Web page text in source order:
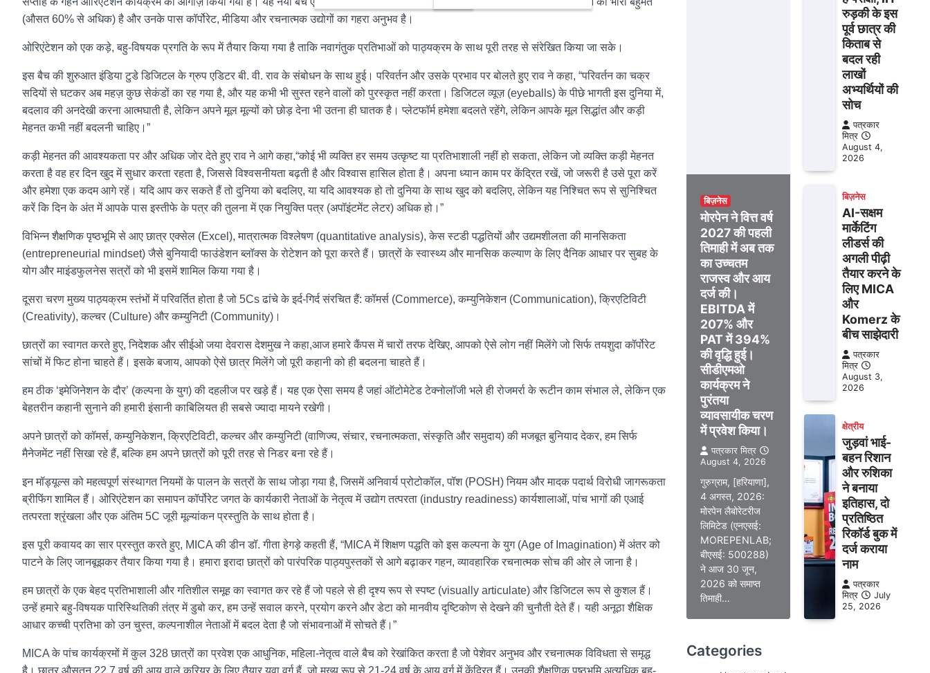
(औसत 60% से अधिक) है और उनके पास कॉर्पोरेट, मीडिया और रचनात्मक उद्योगों का गहरा अनुभव है।
ओरिएंटेशन को एक कड़े, बहु-विषयक प्रगति के रूप में तैयार किया गया है ताकि नवागंतुक प्रतिभाओं को पाठ्यक्रम के साथ पूरी तरह से संरेखित किया जा सके।
इस बैच की शुरुआत इंडिया टुडे डिजिटल के ग्रुप एडिटर बी. वी. राव के संबोधन के साथ हुई। परिवर्तन और उसके प्रभाव पर बोलते हुए राव ने कहा, “परिवर्तन का चक्र
सदियों से घटकर अब महज़ कुछ सेकंडों का रह गया है, और यह कभी भी सुस्त रहने वालों को पुरस्कृत नहीं करता। डिजिटल व्यूज़ (eyeballs) के पीछे भागती इस दुनिया में,
बदलाव की अनदेखी करना आत्मघाती है, लेकिन अपने मूल मूल्यों को छोड़ देना भी उतना ही घातक है। प्लेटफॉर्म हमेशा बदलते रहेंगे, लेकिन आपके मूल सिद्धांत और कड़ी
मेहनत कभी नहीं बदलनी चाहिए।”
कड़ी मेहनत की आवश्यकता पर और अधिक जोर देते हुए राव ने आगे कहा,“कोई भी व्यक्ति हर समय उत्कृष्ट या प्रतिभाशाली नहीं हो सकता, लेकिन जो व्यक्ति कड़ी मेहनत
करता है वह हर दिन खुद में सुधार करता रहता है, जिससे विश्वसनीयता बढ़ती है और विश्वास हासिल होता है। अपना ध्यान काम पर केंद्रित रखें, जो जरूरी है उसे पूरा करें
और हमेशा एक कदम आगे रहें। यदि आप कर सकते हैं तो दुनिया को बदलिए, या यदि आवश्यक हो तो दुनिया के साथ खुद को बदलिए, लेकिन यह निश्चित रूप से सुनिश्चित
करें कि दिन के अंत में आपके पास इस्तीफे के पत्र की तुलना में एक नियुक्ति पत्र (अपॉइंटमेंट लेटर) अधिक हो।”
विभिन्न शैक्षणिक पृष्ठभूमि से आए छात्र एक्सेल (Excel), मात्रात्मक विश्लेषण (quantitative analysis), केस स्टडी पद्धतियों और उद्यमशीलता की मानसिकता
(entrepreneurial mindset) जैसे बुनियादी फाउंडेशन ब्लॉक्स के रोटेशन को पूरा करते हैं। छात्रों के स्वास्थ्य और मानसिक कल्याण के लिए दैनिक आधार पर सुबह के
योग और माइंडफुलनेस सत्रों को भी इसमें शामिल किया गया है।
दूसरा चरण मुख्य पाठ्यक्रम स्तंभों में परिवर्तित होता है जो 5Cs ढांचे के इर्द-गिर्द संरचित हैं: कॉमर्स (Commerce), कम्युनिकेशन (Communication), क्रिएटिविटी
(Creativity), कल्चर (Culture) और कम्युनिटी (Community)।
छात्रों का स्वागत करते हुए, निदेशक और सीईओ जया देवरास देशमुख ने कहा,आज हमारे कैंपस में चारों तरफ देखिए, आपको ऐसे लोग नहीं मिलेंगे जो सिर्फ तयशुदा कॉर्पोरेट
सांचों में फिट होना चाहते हैं। इसके बजाय, आपको ऐसे छात्र मिलेंगे जो पूरी कहानी को ही बदलना चाहते हैं।
हम ठीक ‘इमेजिनेशन के दौर’ (कल्पना के युग) की दहलीज पर खड़े हैं। यह एक ऐसा समय है जहां ऑटोमेटेड टेक्नोलॉजी भले ही रोजमर्रा के रूटीन काम संभाल ले, लेकिन एक
बेहतरीन कहानी सुनाने की हमारी इंसानी काबिलियत ही सबसे ज्यादा मायने रखेगी।
अपने छात्रों को कॉमर्स, कम्युनिकेशन, क्रिएटिविटी, कल्चर और कम्युनिटी (वाणिज्य, संचार, रचनात्मकता, संस्कृति और समुदाय) की मजबूत बुनियाद देकर, हम सिर्फ
मैनेजमेंट नहीं सिखा रहे हैं, बल्कि हम अपने छात्रों को पूरी तरह से निडर बना रहे हैं।
इन मॉड्यूल्स को महत्वपूर्ण संस्थागत नियमों के पालन के सत्रों के साथ जोड़ा गया है, जिसमें अनिवार्य प्रोटोकॉल, पॉश (POSH) नियम और मादक पदार्थ विरोधी जागरूकता
ब्रीफिंग शामिल हैं। ओरिएंटेशन का समापन कॉर्पोरेट जगत के कार्यकारी नेताओं के नेतृत्व में उद्योग तत्परता (industry readiness) कार्यशालाओं, पांच भागों की एआई
तत्परता श्रृंखला और एक अंतिम 5C जूरी मूल्यांकन प्रस्तुति के साथ होता है।
इस पूरी कवायद का सार प्रस्तुत करते हुए, MICA की डीन डॉ. गीता हेगड़े कहती हैं, “MICA में शिक्षण पद्धति को इस कल्पना के युग (Age of Imagination) में अंतर को
पाटने के लिए जानबूझकर तैयार किया गया है। हमारा इरादा छात्रों को पारंपरिक पाठ्यपुस्तकों से आगे बढ़ाकर गहन, व्यावहारिक रचनात्मक सोच की ओर ले जाना है।
हम छात्रों के एक बेहद प्रतिभाशाली और गतिशील समूह का स्वागत कर रहे हैं जो पहले से ही दृश्य रूप से स्पष्ट (visually articulate) और डिजिटल रूप से कुशल हैं।
उन्हें हमारे बहु-विषयक पारिस्थितिकी तंत्र में डुबो कर, हम उन्हें सवाल करने, प्रयोग करने और डेटा को मानवीय दृष्टिकोण से देखने की चुनौती देते हैं। यही अनूठा शैक्षिक
आधार कच्ची प्रतिभा को उन चुस्त, कल्पनाशील नेताओं में बदल देता है जो संभावनाओं में सोचते हैं।”
MICA के पांच कार्यक्रमों में कुल 328 छात्रों का प्रवेश एक आधुनिक, महिला-नेतृत्व वाले बैच को रेखांकित करता है जो पेशेवर अनुभव और रचनात्मक विविधता से समृद्ध
है। छात्र औसतन 22.7 वर्ष की आयु वाले करियर के लिए तैयार युवा वर्ग हैं, जो मुख्य रूप से 21-24 वर्ष के आयु वर्ग में केंद्रित हैं। उनकी शैक्षणिक पृष्ठभूमि अत्यधिक बहु-
बिज़नेस
मोरपेन ने वित्त वर्ष
2027 की पहली
तिमाही में अब तक
का उच्चतम
राजस्व और आय
दर्ज की।
EBITDA में
207% और
PAT में 394%
की वृद्धि हुई।
सीडीएमओ
कार्यक्रम ने
पुरंतया
व्यावसायीक चरण
में प्रवेश किया।
पत्रकार मित्र
August 4, 2026
गुरुग्राम, [हरियाणा],
4 अगस्त, 2026:
मोरपेन लैबोरेटरीज
लिमिटेड (एनएसई:
MOREPENLAB;
बीएसई: 500288)
ने आज 30 जून,
2026 को समाप्त
तिमाही…
रुड़की के इस
पूर्व छात्र की
किताब से
बदल रही
लाखों
अभ्यर्थियों की
सोच
पत्रकार
मित्र
August 4,
2026
बिज़नेस
AI-सक्षम
मार्केटिंग
लीडर्स की
अगली पीढ़ी
तैयार करने के
लिए MICA
और
Komerz के
बीच साझेदारी
पत्रकार
मित्र
August 3,
2026
क्षेत्रीय
जुड़वां भाई-
बहन रिशान
और रुशिका
ने बनाया
इतिहास, दो
प्रतिष्ठित
रिकॉर्ड बुक में
दर्ज कराया
नाम
पत्रकार
मित्र
July
25, 2026
Categories